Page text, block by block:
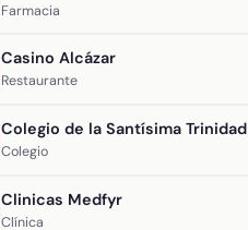
Farmacia
Casino Alcázar
Restaurante
Colegio de la Santísima Trinidad
Colegio
Clinicas Medfyr
Clínica